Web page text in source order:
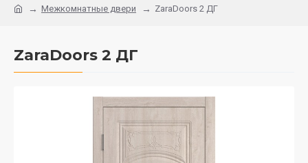
Межкомнатные двери ZaraDoors 2 ДГ
ZaraDoors 2 ДГ